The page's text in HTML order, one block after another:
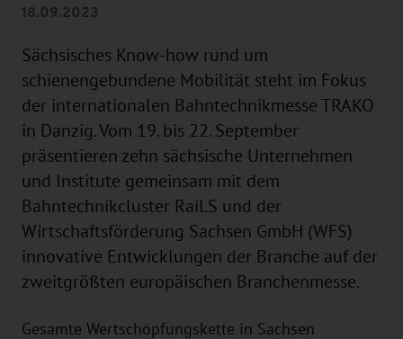
18.09.2023
Sächsisches Know-how rund um
schienengebundene Mobilität steht im Fokus
der internationalen Bahntechnikmesse TRAKO
in Danzig. Vom 19. bis 22. September
präsentieren zehn sächsische Unternehmen
und Institute gemeinsam mit dem
Bahntechnikcluster Rail.S und der
Wirtschaftsförderung Sachsen GmbH (WFS)
innovative Entwicklungen der Branche auf der
zweitgrößten europäischen Branchenmesse.
Gesamte Wertschöpfungskette in Sachsen